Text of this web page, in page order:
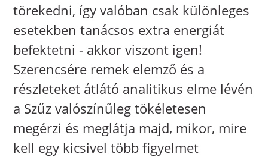
törekedni, így valóban csak különleges
esetekben tanácsos extra energiát
befektetni - akkor viszont igen!
Szerencsére remek elemző és a
részleteket átlátó analitikus elme lévén
a Szűz valószínűleg tökéletesen
megérzi és meglátja majd, mikor, mire
kell egy kicsivel több figyelmet